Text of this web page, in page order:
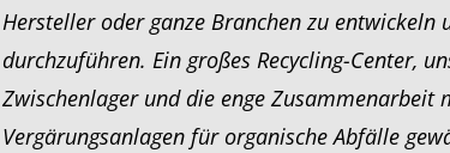
Hersteller oder ganze Branchen zu entwickeln
durchzuführen. Ein großes Recycling-Center,
Zwischenlager und die enge Zusammenarbeit
Vergärungsanlagen für organische Abfälle